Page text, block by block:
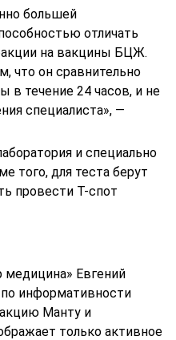
большей
отличать
на вакцины БЦЖ.
что он сравнительно
в течение 24 часов, и не
специалиста», —
и специально
того, для теста берут
провести Т-спот
медицина» Евгений
информативности
Манту и
только активное